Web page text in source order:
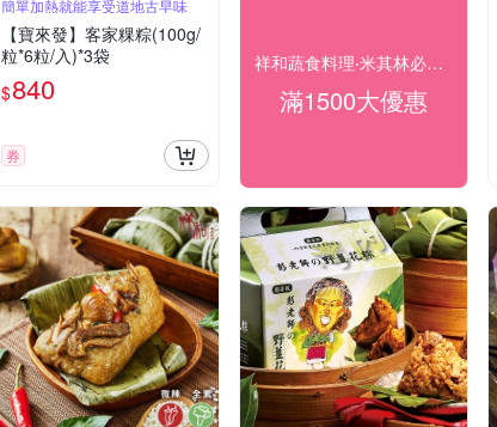
簡單加熱就能享受道地古早味
【寶來發】客家粿粽(100g/
粒*6粒/入)*3袋
$840
券
祥和蔬食料理‧米其林必比登推薦 滿1500出貨
滿1500大優惠